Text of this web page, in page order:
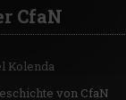
CfaN
Kolenda
von CfaN